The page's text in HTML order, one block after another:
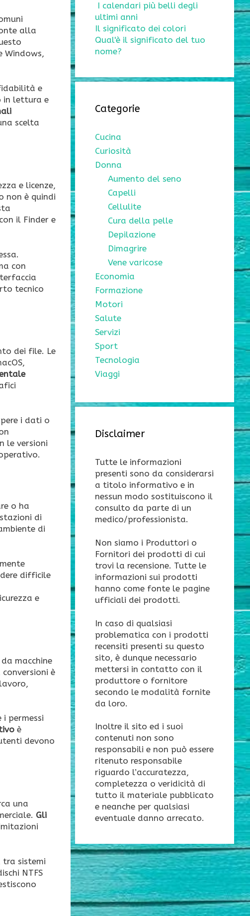
alla
Windows,
e
in lettura e
scelta
e licenze,
non è quindi
il Finder e
con
tecnico
dei file. Le
i dati o
le versioni
o ha
di
di
difficile
e
macchine
è
permessi
è
devono
una
Gli
sistemi
NTFS
I calendari più belli degli
ultimi anni
Il significato dei colori
Qual'è il significato del tuo
nome?
Categorie
Cucina
Curiosità
Donna
Aumento del seno
Capelli
Cellulite
Cura della pelle
Depilazione
Dimagrire
Vene varicose
Economia
Formazione
Motori
Salute
Servizi
Sport
Tecnologia
Viaggi
Disclaimer
Tutte le informazioni
presenti sono da considerarsi
a titolo informativo e in
nessun modo sostituiscono il
consulto da parte di un
medico/professionista.
Non siamo i Produttori o
Fornitori dei prodotti di cui
trovi la recensione. Tutte le
informazioni sui prodotti
hanno come fonte le pagine
ufficiali dei prodotti.
In caso di qualsiasi
problematica con i prodotti
recensiti presenti su questo
sito, è dunque necessario
mettersi in contatto con il
produttore o fornitore
secondo le modalità fornite
da loro.
Inoltre il sito ed i suoi
contenuti non sono
responsabili e non può essere
ritenuto responsabile
riguardo l’accuratezza,
completezza o veridicità di
tutto il materiale pubblicato
e neanche per qualsiasi
eventuale danno arrecato.